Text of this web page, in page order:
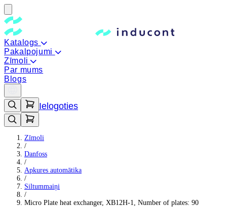
Katalogs
Pakalpojumi
Zīmoli
Par mums
Blogs
Ielogoties
Zīmoli
/
Danfoss
/
Apkures automātika
/
Siltummaiņi
/
Micro Plate heat exchanger, XB12H-1, Number of plates: 90